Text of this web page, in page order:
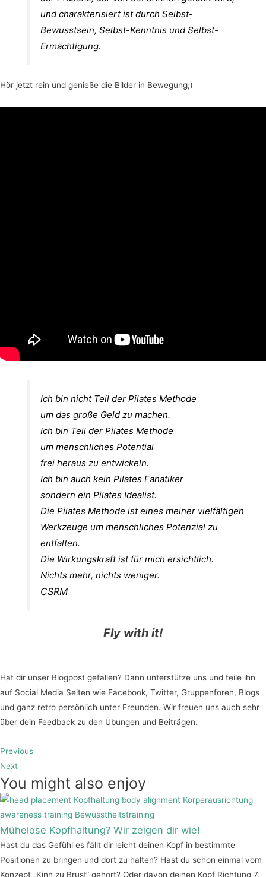
und charakterisiert ist durch Selbst-
Bewusstsein, Selbst-Kenntnis und Selbst-
Ermächtigung.
Hör jetzt rein und genieße die Bilder in Bewegung;)
Ich bin nicht Teil der Pilates Methode
um das große Geld zu machen.
Ich bin Teil der Pilates Methode
um menschliches Potential
frei heraus zu entwickeln.
Ich bin auch kein Pilates Fanatiker
sondern ein Pilates Idealist.
Die Pilates Methode ist eines meiner vielfältigen
Werkzeuge um menschliches Potenzial zu
entfalten.
Die Wirkungskraft ist für mich ersichtlich.
Nichts mehr, nichts weniger.
CSRM
Fly with it!
Hat dir unser Blogpost gefallen? Dann unterstütze uns und teile ihn
auf Social Media Seiten wie Facebook, Twitter, Gruppenforen, Blogs
und ganz retro persönlich unter Freunden. Wir freuen uns auch sehr
über dein Feedback zu den Übungen und Beiträgen.
Previous
Next
You might also enjoy
Mühelose Kopfhaltung? Wir zeigen dir wie!
Hast du das Gefühl es fällt dir leicht deinen Kopf in bestimmte
Positionen zu bringen und dort zu halten? Hast du schon einmal vom
Konzept „Kinn zu Brust“ gehört? Oder davon deinen Kopf Richtung 7.